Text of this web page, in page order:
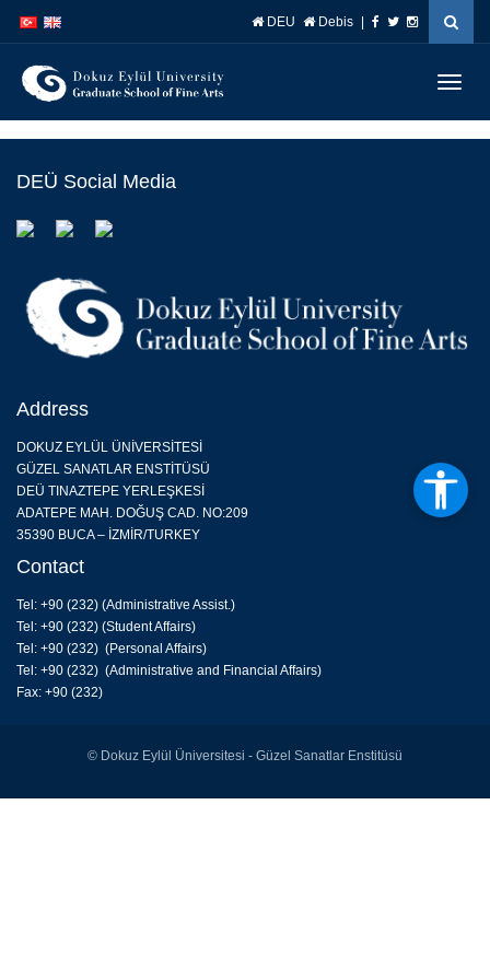
atla
atla
DEU Debis
DEÜ Social Media
Address
DOKUZ EYLÜL ÜNİVERSİTESİ
GÜZEL SANATLAR ENSTİTÜSÜ
DEÜ TINAZTEPE YERLEŞKESİ
ADATEPE MAH. DOĞUŞ CAD. NO:209
35390 BUCA – İZMİR/TURKEY
Contact
Tel: +90 (232) (Administrative Assist.)
Tel: +90 (232) (Student Affairs)
Tel: +90 (232) (Personal Affairs)
Tel: +90 (232) (Administrative and Financial Affairs)
Fax: +90 (232)
© Dokuz Eylül Üniversitesi - Güzel Sanatlar Enstitüsü